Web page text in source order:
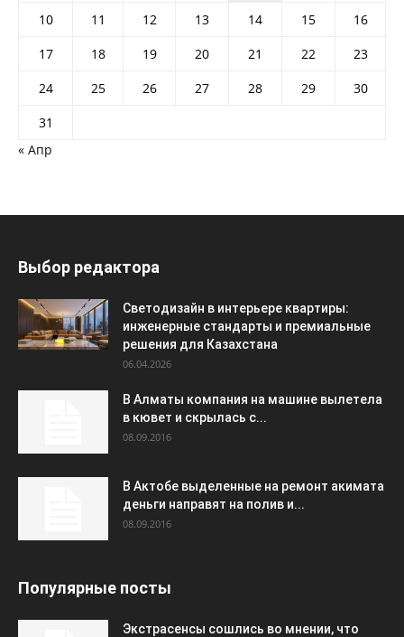
10
11 12 13 14 15
16
17
18 19 20 21 22
23
24
25 26 27 28 29
30
31
« Апр
Выбор редактора
Светодизайн в интерьере квартиры:
инженерные стандарты и премиальные
решения для Казахстана
06.04.2026
В Алматы компания на машине вылетела
в кювет и скрылась с...
08.09.2016
В Актобе выделенные на ремонт акимата
деньги направят на полив и...
08.09.2016
Популярные посты
Экстрасенсы сошлись во мнении, что